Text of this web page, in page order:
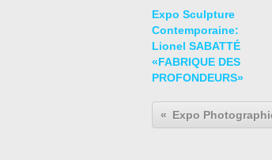
Expo Sculpture
Contemporaine:
Lionel SABATTÉ
«FABRIQUE DES
PROFONDEURS»